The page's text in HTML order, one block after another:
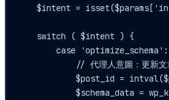
$intent =
    switch ( $intent ) {
        case 'optimize_schema':
// 代理人意圖：更新文
$post_id =
$schema_data =